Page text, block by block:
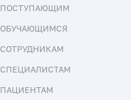
ПОСТУПАЮЩИМ
ОБУЧАЮЩИМСЯ
СОТРУДНИКАМ
СПЕЦИАЛИСТАМ
ПАЦИЕНТАМ